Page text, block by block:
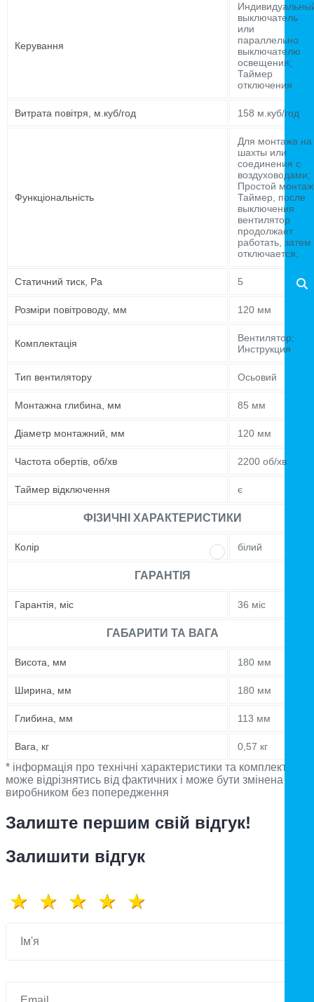
Керування
выключатель
или
параллельно
выключателю
освещения;
Таймер
отключения
Витрата повітря, м.куб/год 158 м.куб/год
Функціональність
Для монтажа на
шахты или
соединения с
воздуховодами;
Простой
Таймер, после
выключения
вентилятор
продолжает
работать, затем
отключается;
Статичний тиск, Pa 5
Розміри повітроводу, мм 120 мм
Комплектація
Вентилятор;
Инструкция
Тип вентилятору Осьовий
Монтажна глибина, мм 85 мм
Діаметр монтажний, мм 120 мм
Частота обертів, об/хв 2200 об/хв
Таймер відключення є
ФІЗИЧНІ ХАРАКТЕРИСТИКИ
Колір білий
ГАРАНТІЯ
Гарантія, міс 36 міс
ГАБАРИТИ ТА ВАГА
Висота, мм 180 мм
Ширина, мм 180 мм
Глибина, мм 113 мм
Вага, кг 0,57 кг
* інформація про технічні характеристики та комплектацію
може відрізнятись від фактичних і може бути змінена
виробником без попередження
Залиште першим свій відгук!
Залишити відгук